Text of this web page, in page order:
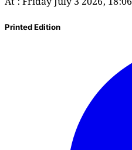
Printed Edition